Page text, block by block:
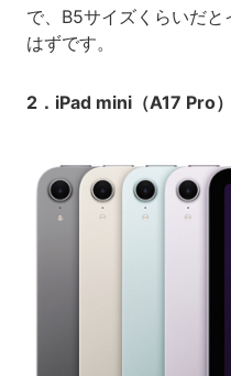
で、B5サイズくらいだ
はずです。
2．iPad mini（A17 Pro）